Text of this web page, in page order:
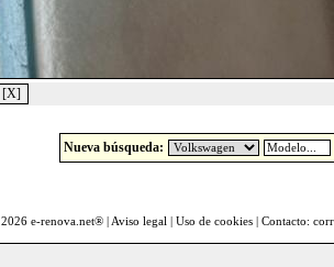
Nueva búsqueda:
2026 e-renova.net® | Aviso legal Uso de cookies| Contacto: